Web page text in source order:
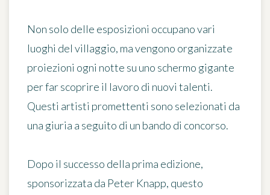
Non solo delle esposizioni occupano vari
luoghi del villaggio, ma vengono organizzate
proiezioni ogni notte su uno schermo gigante
per far scoprire il lavoro di nuovi talenti.
Questi artisti promettenti sono selezionati da
una giuria a seguito di un bando di concorso.
Dopo il successo della prima edizione,
sponsorizzata da Peter Knapp, questo